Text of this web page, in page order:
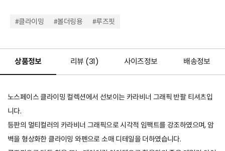
#클라이밍 #볼더링용 #루즈핏
상품정보 리뷰 (31) 사이즈정보 배송정보
노스페이스 클라이밍 컬렉션에서 선보이는 카라비너 그래픽 반팔 티셔츠입
니다.
등판의 멀티컬러의 카라비너 그래픽으로 시각적 임팩트를 강조하였으며, 암
벽을 형상화한 클라이밍 와펜으로 소매 디테일을 더하였습니다.